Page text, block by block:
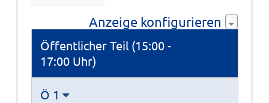
Anzeige konfigurieren
Tagesordnung
Öffentlicher Teil (15:00 -
17:00 Uhr)
Ö 1